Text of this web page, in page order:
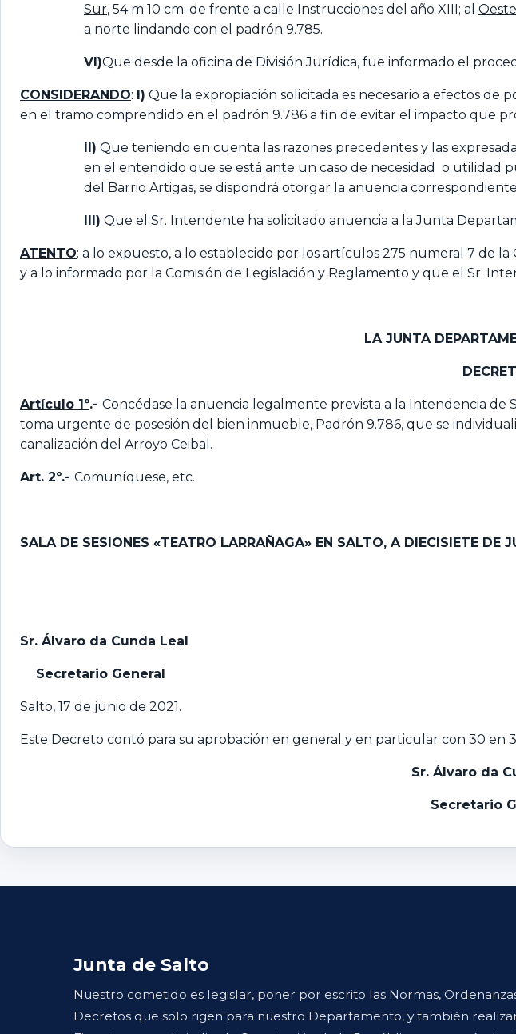
Sur, 54 m 10 cm. de frente a calle Instrucciones del año XIII; al Oeste
a norte lindando con el padrón 9.785.
VI)Que desde la oficina de División Jurídica, fue informado el
CONSIDERANDO: I) Que la expropiación solicitada es necesario a efectos
en el tramo comprendido en el padrón 9.786 a fin de evitar el impacto que
II) Que teniendo en cuenta las razones precedentes y las
en el entendido que se está ante un caso de necesidad o utilidad
del Barrio Artigas, se dispondrá otorgar la anuencia
III) Que el Sr. Intendente ha solicitado anuencia a la Junta
ATENTO: a lo expuesto, a lo establecido por los artículos 275 numeral 7 de
y a lo informado por la Comisión de Legislación y Reglamento y que el Sr.
LA JUNTA
Artículo 1º.- Concédase la anuencia legalmente prevista a la Intendencia
toma urgente de posesión del bien inmueble, Padrón 9.786, que se
canalización del Arroyo Ceibal.
Art. 2º.- Comuníquese, etc.
SALA DE SESIONES «TEATRO LARRAÑAGA» EN SALTO, A DIECISIETE DE
Sr. Álvaro da Cunda Leal
Secretario General
Salto, 17 de junio de 2021.
Este Decreto contó para su aprobación en general y en particular con 30 en
Sr. Álvaro da
Secretario
Junta de Salto
Nuestro cometido es legislar, poner por escrito las Normas,
Decretos que solo rigen para nuestro Departamento, y también